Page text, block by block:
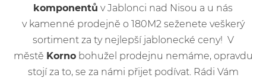
komponentů v Jablonci nad Nisou a u nás
v kamenné prodejně o 180M2 seženete veškerý
sortiment za ty nejlepší jablonecké ceny! V
městě Kornobohužel prodejnu nemáme, opravdu
stojí za to, se za námi přijet podívat. Rádi Vám